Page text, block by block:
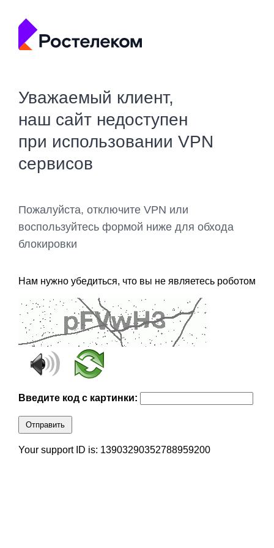
Уважаемый клиент,
наш сайт недоступен
при использовании VPN
сервисов
Пожалуйста, отключите VPN или
воспользуйтесь формой ниже для обхода
блокировки
Нам нужно убедиться, что вы не являетесь роботом
Введите код с картинки:
Отправить
Your support ID is: 13903290352788959200